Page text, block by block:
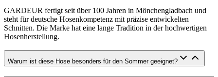
GARDEUR fertigt seit über 100 Jahren in Mönchengladbach und
steht für deutsche Hosenkompetenz mit präzise entwickelten
Schnitten. Die Marke hat eine lange Tradition in der hochwertigen
Hosenherstellung.
Warum ist diese Hose besonders für den Sommer geeignet?